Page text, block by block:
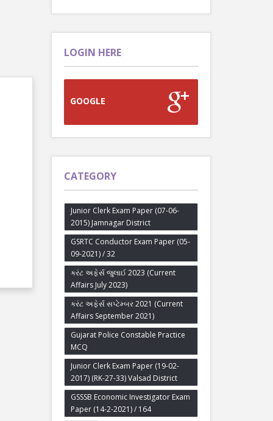
LOGIN HERE
GOOGLE
CATEGORY
Junior Clerk Exam Paper (07-06-
2015) Jamnagar District
GSRTC Conductor Exam Paper (05-
09-2021) / 32
કરંટ અફેર્સ જુલાઈ 2023 (Current
Affairs July 2023)
કરંટ અફેર્સ સપ્ટેમ્બર 2021 (Current
Affairs September 2021)
Gujarat Police Constable Practice
MCQ
Junior Clerk Exam Paper (19-02-
2017) (RK-27-33) Valsad District
GSSSB Economic Investigator Exam
Paper (14-2-2021) / 164